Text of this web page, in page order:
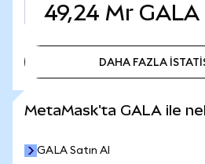
49,24 Mr GALA
DAHA FAZLA
MetaMask'ta GALA ile
GALA Satın Al